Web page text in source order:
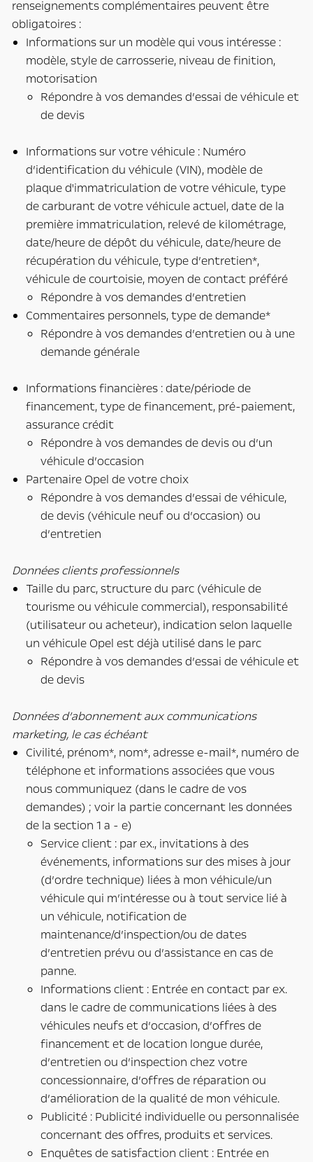
renseignements complémentaires peuvent être
obligatoires :
Informations sur un modèle qui vous intéresse :
modèle, style de carrosserie, niveau de finition,
motorisation
Répondre à vos demandes d’essai de véhicule et
de devis
Informations sur votre véhicule : Numéro
d’identification du véhicule (VIN), modèle de
plaque d'immatriculation de votre véhicule, type
de carburant de votre véhicule actuel, date de la
première immatriculation, relevé de kilométrage,
date/heure de dépôt du véhicule, date/heure de
récupération du véhicule, type d’entretien*,
véhicule de courtoisie, moyen de contact préféré
Répondre à vos demandes d’entretien
Commentaires personnels, type de demande*
Répondre à vos demandes d’entretien ou à une
demande générale
Informations financières : date/période de
financement, type de financement, pré-paiement,
assurance crédit
Répondre à vos demandes de devis ou d’un
véhicule d’occasion
Partenaire Opel de votre choix
Répondre à vos demandes d’essai de véhicule,
de devis (véhicule neuf ou d’occasion) ou
d’entretien
Données clients professionnels
Taille du parc, structure du parc (véhicule de
tourisme ou véhicule commercial), responsabilité
(utilisateur ou acheteur), indication selon laquelle
un véhicule Opel est déjà utilisé dans le parc
Répondre à vos demandes d’essai de véhicule et
de devis
Données d’abonnement aux communications
marketing, le cas échéant
Civilité, prénom*, nom*, adresse e-mail*, numéro de
téléphone et informations associées que vous
nous communiquez (dans le cadre de vos
demandes) ; voir la partie concernant les données
de la section 1 a - e)
Service client : par ex., invitations à des
événements, informations sur des mises à jour
(d’ordre technique) liées à mon véhicule/un
véhicule qui m’intéresse ou à tout service lié à
un véhicule, notification de
maintenance/d’inspection/ou de dates
d’entretien prévu ou d’assistance en cas de
panne.
Informations client : Entrée en contact par ex.
dans le cadre de communications liées à des
véhicules neufs et d’occasion, d’offres de
financement et de location longue durée,
d’entretien ou d’inspection chez votre
concessionnaire, d’offres de réparation ou
d’amélioration de la qualité de mon véhicule.
Publicité : Publicité individuelle ou personnalisée
concernant des offres, produits et services.
Enquêtes de satisfaction client : Entrée en